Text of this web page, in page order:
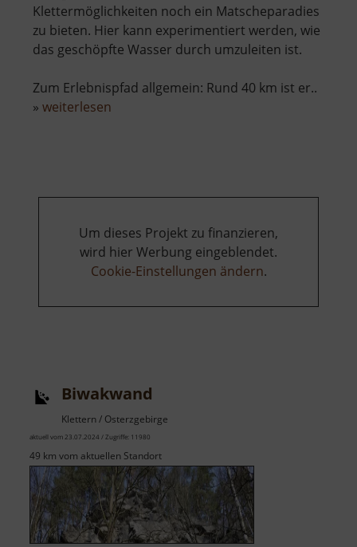
Klettermöglichkeiten noch ein Matscheparadies
zu bieten. Hier kann experimentiert werden, wie
das geschöpfte Wasser durch umzuleiten ist.
Zum Erlebnispfad allgemein: Rund 40 km ist er..
» weiterlesen
Um dieses Projekt zu finanzieren,
wird hier Werbung eingeblendet.
Cookie-Einstellungen ändern.
Biwakwand
Klettern / Osterzgebirge
aktuell vom 23.07.2024 / Zugriffe: 11980
49 km vom aktuellen Standort